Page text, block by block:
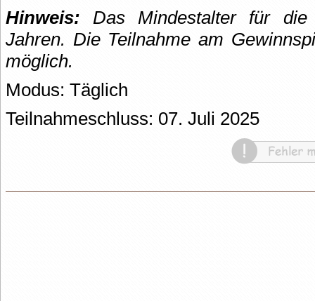
Hinweis: Das Mindestalter für
Jahren. Die Teilnahme am
möglich.
Modus: Täglich
Teilnahmeschluss: 07. Juli 2025